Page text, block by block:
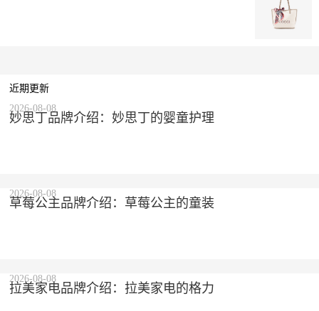
近期更新
妙思丁品牌介绍：妙思丁的婴童护理
2026-08-08
草莓公主品牌介绍：草莓公主的童装
2026-08-08
拉美家电品牌介绍：拉美家电的格力
2026-08-08